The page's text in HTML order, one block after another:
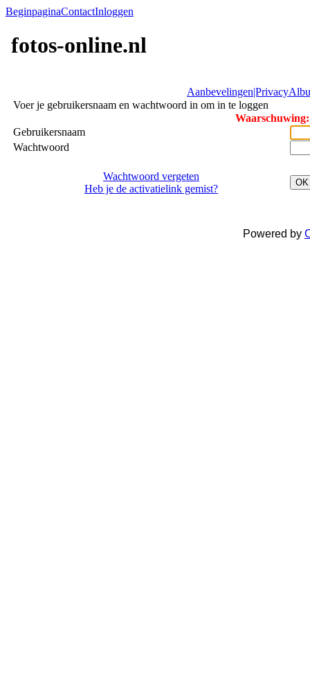
BeginpaginaContactInloggen
fotos-online.nl
Aanbevelingen|Privacy
Voer je gebruikersnaam en wachtwoord in om in te loggen
Gebruikersnaam
Wachtwoord
Wachtwoord vergeten
Heb je de activatielink gemist?
OK
Powered by